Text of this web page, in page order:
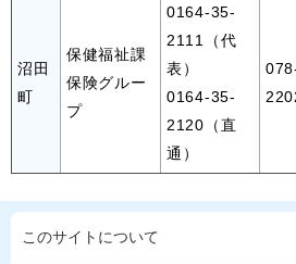
沼田
町
保健福祉課
保険グルー
プ
0164-35-
2111（代
表）
0164-35-
2120（直
通）
このサイトについて